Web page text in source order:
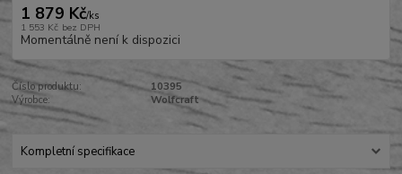
1 879 Kč/ks
1 553 Kč bez DPH
Momentálně není k dispozici
Číslo produktu:
10395
Výrobce:
Wolfcraft
Kompletní specifikace